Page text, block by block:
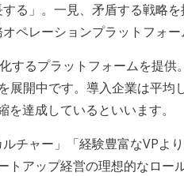
る」。一見、矛盾する戦略
ペレーションプラットフォー
するプラットフォームを提
展開中です。導入企業は平
達成しているといいます。
チャー」「経験豊富なVPよ
アップ経営の理想的なロー